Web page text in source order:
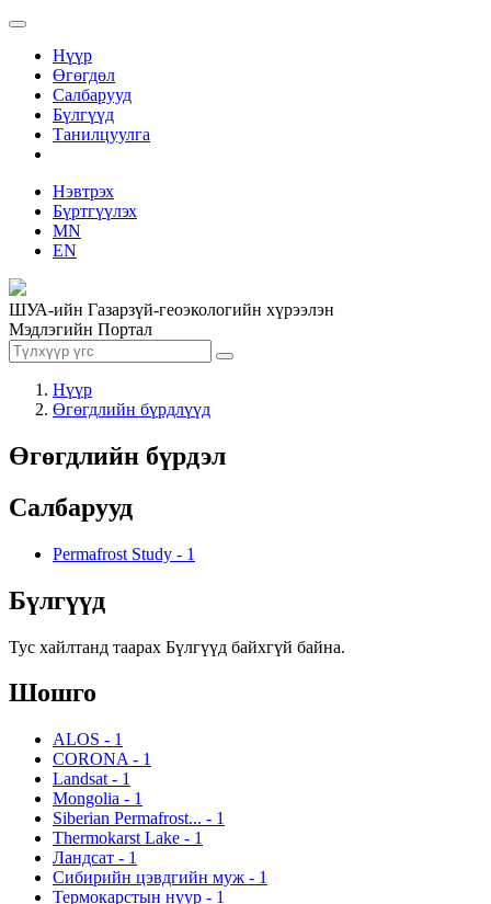
Нүүр
Өгөгдөл
Салбарууд
Бүлгүүд
Танилцуулга
Нэвтрэх
Бүртгүүлэх
MN
EN
ШУА-ийн Газарзүй-геоэкологийн хүрээлэн
Мэдлэгийн Портал
Нүүр
Өгөгдлийн бүрдлүүд
Өгөгдлийн бүрдэл
Салбарууд
Permafrost Study - 1
Бүлгүүд
Тус хайлтанд таарах Бүлгүүд байхгүй байна.
Шошго
ALOS - 1
CORONA - 1
Landsat - 1
Mongolia - 1
Siberian Permafrost... - 1
Thermokarst Lake - 1
Ландсат - 1
Сибирийн цэвдгийн муж - 1
Термокарстын нуур - 1